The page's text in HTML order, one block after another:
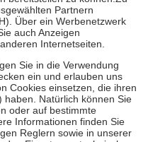
zehn Euro je
für ihre eigene Gesundheit zu
Familie zu unterstützen,
18. Lebensjahr
die von der